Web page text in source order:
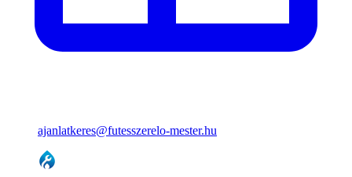
ajanlatkeres@futesszerelo-mester.hu